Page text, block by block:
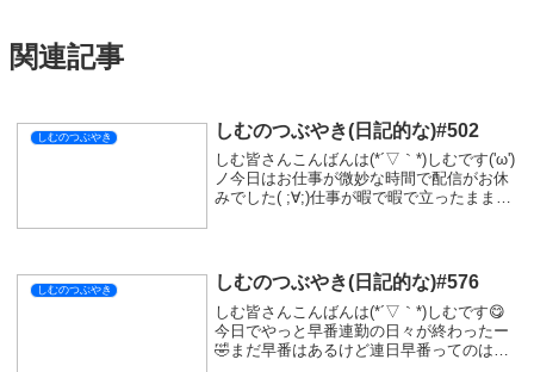
関連記事
しむのつぶやき しむのつぶやき(日記的な)#502
しむ皆さんこんばんは(*´▽｀*)しむです('ω')
ノ今日はお仕事が微妙な時間で配信がお休
みでした( ;∀;)仕事が暇で暇で立ったまま寝
しむのつぶやき しむのつぶやき(日記的な)#576
しむ皆さんこんばんは(*´▽｀*)しむです😋
今日でやっと早番連勤の日々が終わったー
🤣まだ早番はあるけど連日早番ってのはな